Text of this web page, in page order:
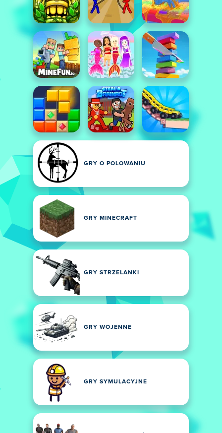
GRY O POLOWANIU
GRY MINECRAFT
GRY STRZELANKI
GRY WOJENNE
GRY SYMULACYJNE